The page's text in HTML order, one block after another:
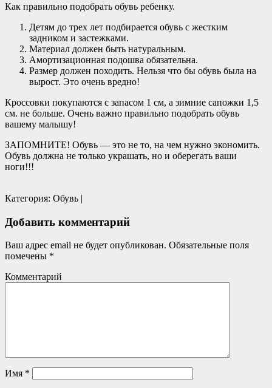
Как правильно подобрать обувь ребенку.
Детям до трех лет подбирается обувь с жестким
задником и застежками.
Материал должен быть натуральным.
Амортизационная подошва обязательна.
Размер должен походить. Нельзя что бы обувь была на
вырост. Это очень вредно!
Кроссовки покупаются с запасом 1 см, а зимние сапожки 1,5
см. не больше. Очень важно правильно подобрать обувь
вашему малышу!
ЗАПОМНИТЕ! Обувь — это не то, на чем нужно экономить.
Обувь должна не только украшать, но и оберегать ваши
ноги!!!
Категория: Обувь |
Добавить комментарий
Ваш адрес email не будет опубликован. Обязательные поля
помечены *
Комментарий
Имя *